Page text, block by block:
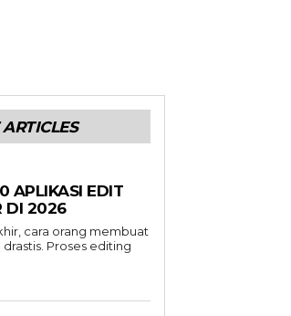
APLIKASI EDIT
DI 2026
cara orang membuat
Proses editing